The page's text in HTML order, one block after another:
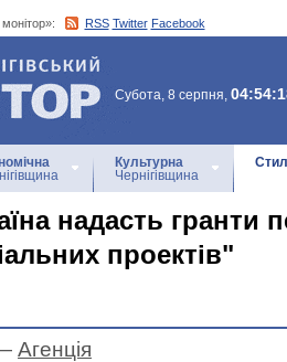
RSS Twitter Facebook
монітор»
Субота, 8 серпня,
Культурна
Чернігівщина
надасть гранти
проектів"
Агенцiя